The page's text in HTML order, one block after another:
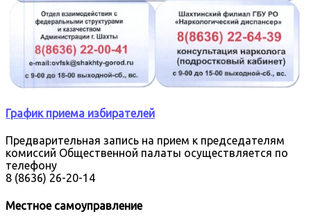
График приема избирателей
Предварительная запись на прием к председателям
комиссий Общественной палаты осуществляется по
телефону
8 (8636) 26-20-14
Местное самоуправление